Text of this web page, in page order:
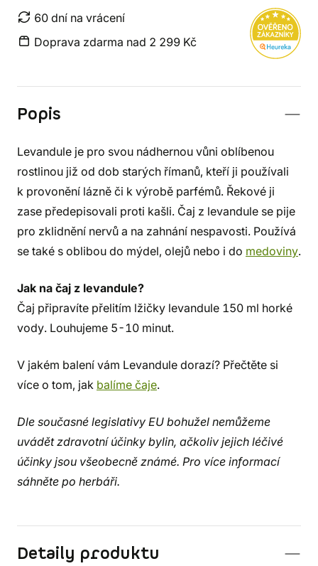
60 dní na vrácení
Doprava zdarma nad 2 299 Kč
Popis
Levandule je pro svou nádhernou vůni oblíbenou
rostlinou již od dob starých římanů, kteří ji používali
k provonění lázně či k výrobě parfémů. Řekové ji
zase předepisovali proti kašli. Čaj z levandule se pije
pro zklidnění nervů a na zahnání nespavosti. Používá
se také s oblibou do mýdel, olejů nebo i do medoviny.
Jak na čaj z levandule?
Čaj připravíte přelitím lžičky levandule 150 ml horké
vody. Louhujeme 5-10 minut.
V jakém balení vám Levandule dorazí? Přečtěte si
více o tom, jak balíme čaje.
Dle současné legislativy EU bohužel nemůžeme
uvádět zdravotní účinky bylin, ačkoliv jejich léčivé
účinky jsou všeobecně známé. Pro více informací
sáhněte po herbáři.
Detaily produktu